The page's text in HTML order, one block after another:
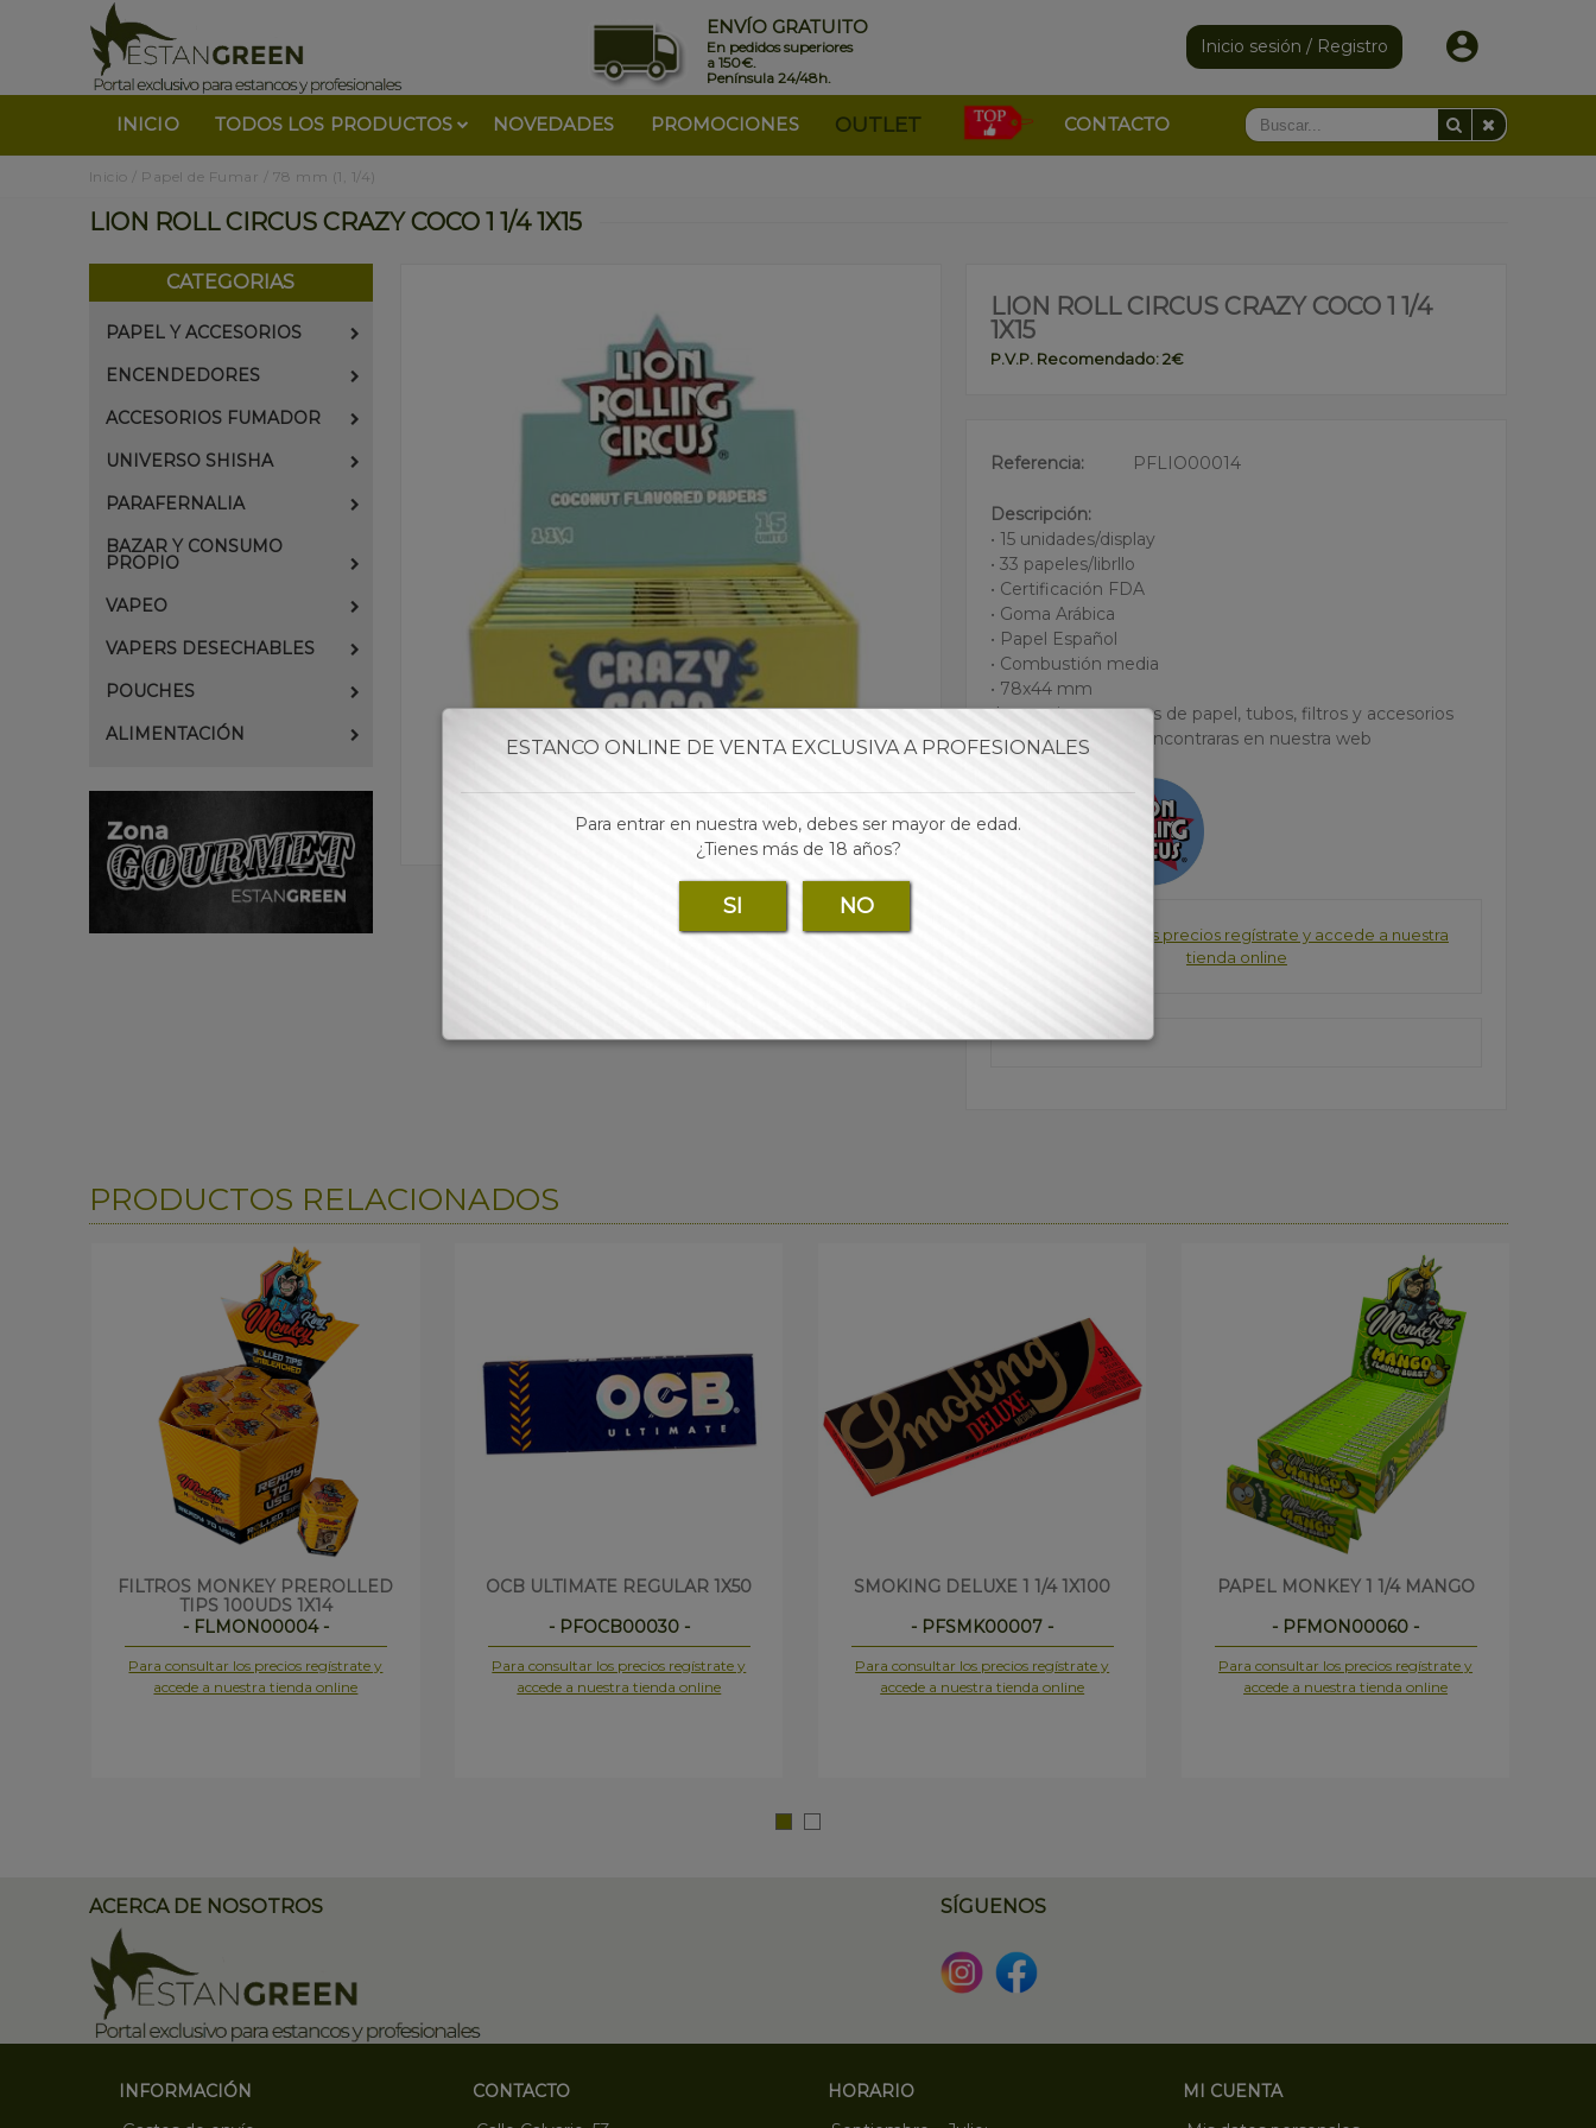
ENVÍO GRATUITO
En pedidos superiores
a 150€.
Península 24/48h.
Inicio sesión / Registro
INICIO TODOS LOS PRODUCTOS NOVEDADES PROMOCIONES OUTLET CONTACTO
Inicio Papel de Fumar 78 mm (1, 1/4)
LION ROLL CIRCUS CRAZY COCO 1 1/4 1X15
CATEGORIAS
PAPEL Y ACCESORIOS
ENCENDEDORES
ACCESORIOS FUMADOR
UNIVERSO SHISHA
PARAFERNALIA
BAZAR Y CONSUMO
PROPIO
VAPEO
VAPERS DESECHABLES
POUCHES
ALIMENTACIÓN
LION ROLL CIRCUS CRAZY COCO 1 1/4
1X15
P.V.P. Recomendado: 2€
Referencia: PFLIO00014
Descripción:
• 15 unidades/display
• 33 papeles/librllo
• Certificación FDA
• Goma Arábica
• Papel Español
• Combustión media
• 78x44 mm
•Las mejores marcas de papel, tubos, filtros y accesorios
para tu estanco lo encontraras en nuestra web
Marca:
Para consultar los precios regístrate y accede a nuestra
tienda online
PRODUCTOS RELACIONADOS
FILTROS MONKEY PREROLLED
TIPS 100UDS 1X14
- FLMON00004 -
Para consultar los precios regístrate y
accede a nuestra tienda online
OCB ULTIMATE REGULAR 1X50
- PFOCB00030 -
Para consultar los precios regístrate y
accede a nuestra tienda online
SMOKING DELUXE 1 1/4 1X100
- PFSMK00007 -
Para consultar los precios regístrate y
accede a nuestra tienda online
PAPEL MONKEY 1 1/4 MANGO
- PFMON00060 -
Para consultar los precios regístrate y
accede a nuestra tienda online
ACERCA DE NOSOTROS SÍGUENOS
INFORMACIÓN
CONTACTO
HORARIO
MI CUENTA
ESTANCO ONLINE DE VENTA EXCLUSIVA A PROFESIONALES
Para entrar en nuestra web, debes ser mayor de edad.
¿Tienes más de 18 años?
SI NO